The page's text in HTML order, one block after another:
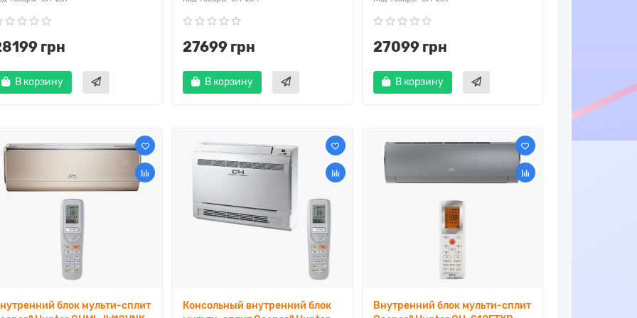
грн
В корзину
27699 грн
В корзину
27099 грн
В корзину
блок мульти-сплит
Консольный внутренний блок
Внутренний блок мульти-сплит